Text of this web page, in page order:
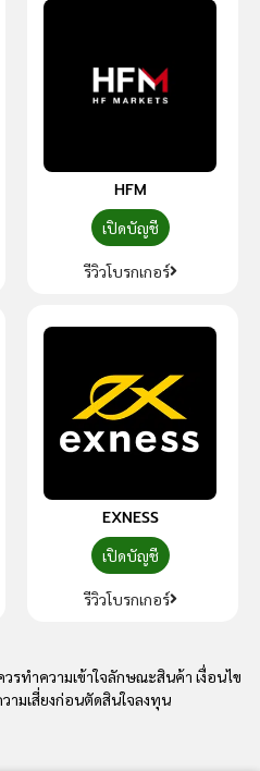
HFM
เปิดบัญชี
รีวิวโบรกเกอร์
EXNESS
เปิดบัญชี
รีวิวโบรกเกอร์
รทำความเข้าใจลักษณะสินค้า เงื่อนไข
มเสี่ยงก่อนตัดสินใจลงทุน